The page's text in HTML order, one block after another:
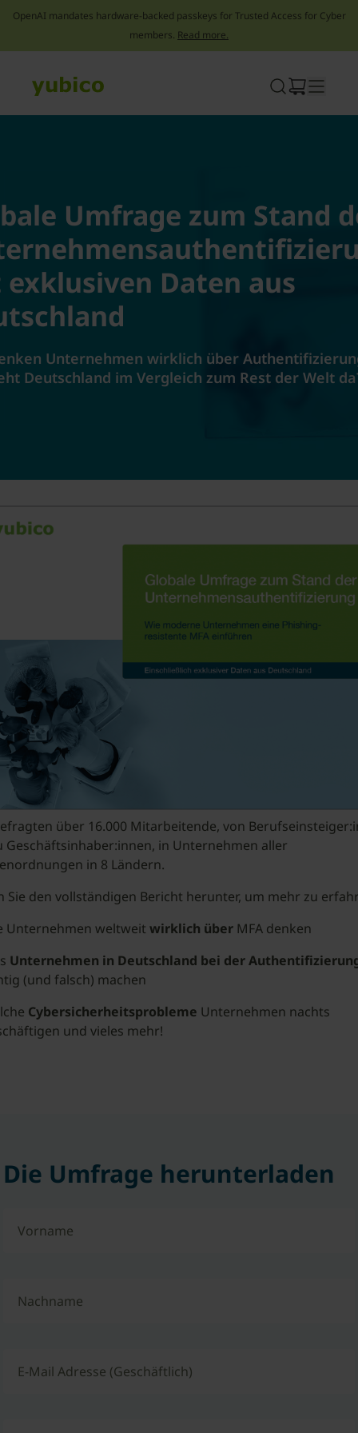
OpenAI mandates hardware-backed passkeys for Trusted Access for Cyber
members. Read more.
Umfrage zum Stand
Daten aus
Unternehmen wirklich über
Deutschland im Vergleich zum Rest der Welt
über 16.000 Mitarbeitende, von
Geschäftsinhaber:innen, in Unternehmen aller
in 8 Ländern.
Sie den vollständigen Bericht herunter, um mehr zu
Unternehmen weltweit wirklich über MFA denken
Unternehmen in Deutschland bei der
(und falsch) machen
Cybersicherheitsprobleme Unternehmen nachts
und vieles mehr!
Die Umfrage herunterladen
Vorname
Nachname
E-Mail Adresse (Geschäftlich)